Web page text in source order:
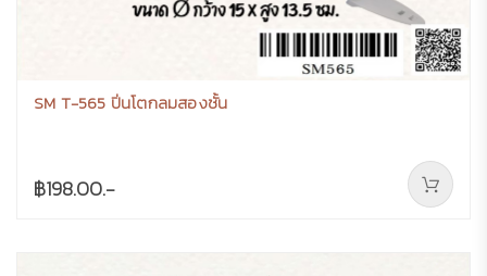
SM T-565 ปิ่นโตกลมสองชั้น
฿198.00.-